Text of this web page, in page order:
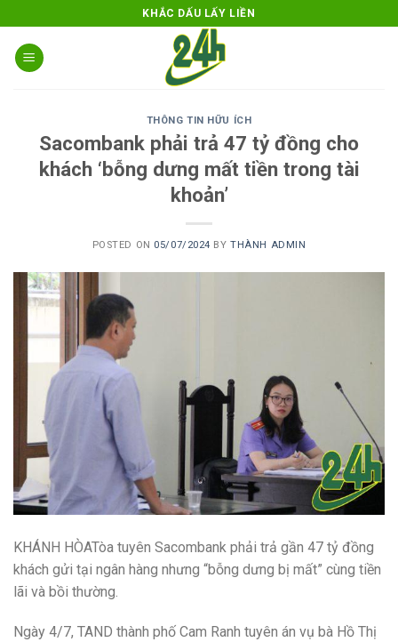
to
content
KHẮC DẤU LẤY LIỀN
THÔNG TIN HỮU ÍCH
Sacombank phải trả 47 tỷ đồng cho
khách ‘bỗng dưng mất tiền trong tài
khoản’
POSTED ON 05/07/2024 BYTHÀNH ADMIN
KHÁNH HÒATòa tuyên Sacombank phải trả gần 47 tỷ đồng
khách gửi tại ngân hàng nhưng “bỗng dưng bị mất” cùng tiền
lãi và bồi thường.
Ngày 4/7, TAND thành phố Cam Ranh tuyên án vụ bà Hồ Thị